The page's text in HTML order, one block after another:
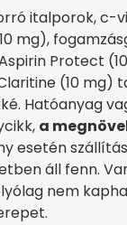
italporok, c-
mg),
Protect
(10 mg)
Hatóanyag
a
esetén
áll fenn.
nem